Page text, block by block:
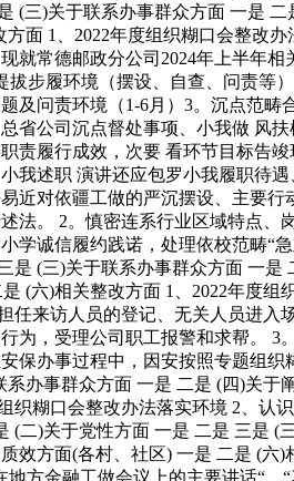
(三)关于联系办事群众方面 一是
面 1、2022年度组织糊口会整改
就常德邮政分公司2024年上半年
拔步履环境（摆设、自查、问责
及问责环境（1-6月）3。沉点范
省公司沉点督处事项、小我做 风
责履行成效，次要 看环节目标告
我述职 演讲还应包罗小我履职待
近对依疆工做的严沉摆设、主要
法。 2。慎密连系行业区域特点
学诚信履约践诺，处理依校范畴“
是 (三)关于联系办事群众方面 一
(六)相关整改方面 1、2022年度
任来访人员的登记、无关人员进
为，受理公司职工报警和求帮。
保办事过程中，因安按照专题组
系办事群众方面 一是 二是 (四)关
织糊口会整改办法落实环境 2、认
(二)关于党性方面 一是 二是 三是
效方面(各村、社区) 一是 二是 (六
地方金融工做会议上的主要讲话“